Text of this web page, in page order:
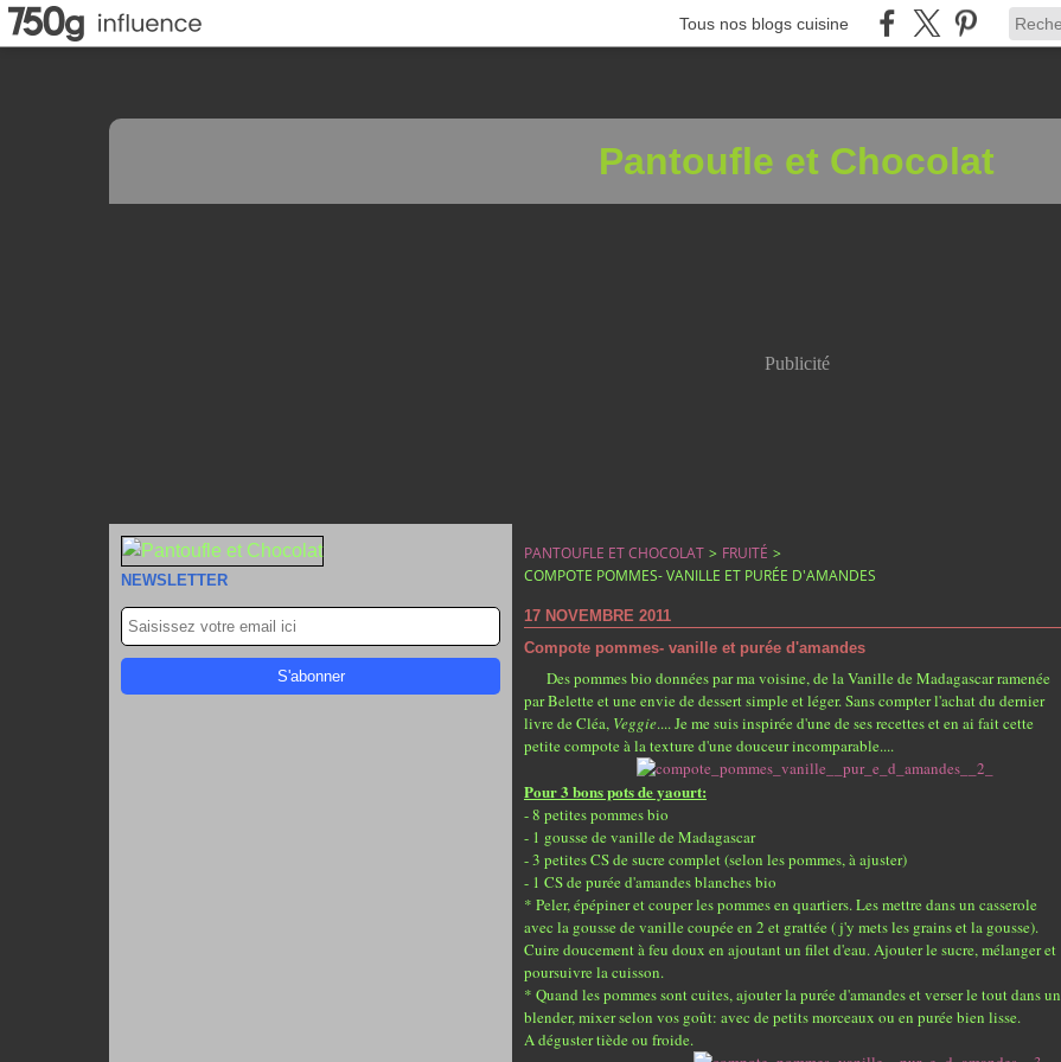
Tous nos blogs cuisine
Pantoufle et Chocolat
Publicité
NEWSLETTER
PANTOUFLE ET CHOCOLAT > FRUITÉ >
COMPOTE POMMES- VANILLE ET PURÉE D'AMANDES
17 NOVEMBRE 2011
Compote pommes- vanille et purée d'amandes
Des pommes bio données par ma voisine, de la Vanille de Madagascar ramenée
par Belette et une envie de dessert simple et léger. Sans compter l'achat du dernier
livre de Cléa, Veggie.... Je me suis inspirée d'une de ses recettes et en ai fait cette
petite compote à la texture d'une douceur incomparable....
Pour 3 bons pots de yaourt:
- 8 petites pommes bio
- 1 gousse de vanille de Madagascar
- 3 petites CS de sucre complet (selon les pommes, à ajuster)
- 1 CS de purée d'amandes blanches bio
* Peler, épépiner et couper les pommes en quartiers. Les mettre dans un casserole
avec la gousse de vanille coupée en 2 et grattée ( j'y mets les grains et la gousse).
Cuire doucement à feu doux en ajoutant un filet d'eau. Ajouter le sucre, mélanger et
poursuivre la cuisson.
* Quand les pommes sont cuites, ajouter la purée d'amandes et verser le tout dans un
blender, mixer selon vos goût: avec de petits morceaux ou en purée bien lisse.
A déguster tiède ou froide.